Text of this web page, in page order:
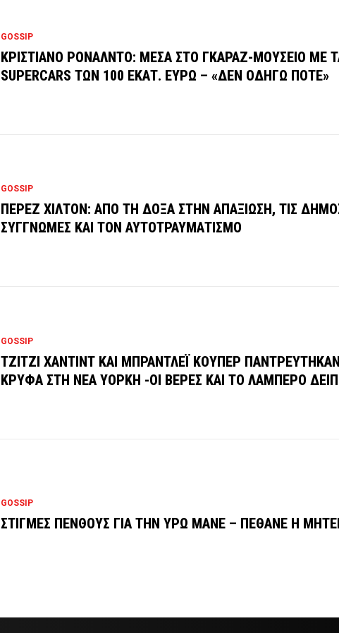
GOSSIP
ΚΡΙΣΤΙΑΝΟ ΡΟΝΑΛΝΤΟ: ΜΕΣΑ ΣΤΟ ΓΚΑΡΑΖ-ΜΟΥΣΕΙΟ ΜΕ
SUPERCARS ΤΩΝ 100 ΕΚΑΤ. ΕΥΡΩ – «ΔΕΝ ΟΔΗΓΩ ΠΟΤΕ»
GOSSIP
ΠΕΡΕΖ ΧΙΛΤΟΝ: ΑΠΟ ΤΗ ΔΟΞΑ ΣΤΗΝ ΑΠΑΞΙΩΣΗ, ΤΙΣ
ΣΥΓΓΝΩΜΕΣ ΚΑΙ ΤΟΝ ΑΥΤΟΤΡΑΥΜΑΤΙΣΜΟ
GOSSIP
ΤΖΙΤΖΙ ΧΑΝΤΙΝΤ ΚΑΙ ΜΠΡΑΝΤΛΕΪ ΚΟΥΠΕΡ ΠΑΝΤΡΕΥΤΗΚΑΝ
ΚΡΥΦΑ ΣΤΗ ΝΕΑ ΥΟΡΚΗ -ΟΙ ΒΕΡΕΣ ΚΑΙ ΤΟ ΛΑΜΠΕΡΟ
GOSSIP
ΣΤΙΓΜΕΣ ΠΕΝΘΟΥΣ ΓΙΑ ΤΗΝ ΥΡΩ ΜΑΝΕ – ΠΕΘΑΝΕ Η